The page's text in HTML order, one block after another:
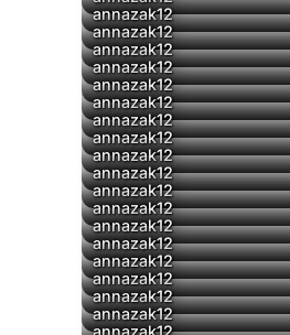
annazak12
annazak12
annazak12
annazak12
annazak12
annazak12
annazak12
annazak12
annazak12
annazak12
annazak12
annazak12
annazak12
annazak12
annazak12
annazak12
annazak12
annazak12
annazak12